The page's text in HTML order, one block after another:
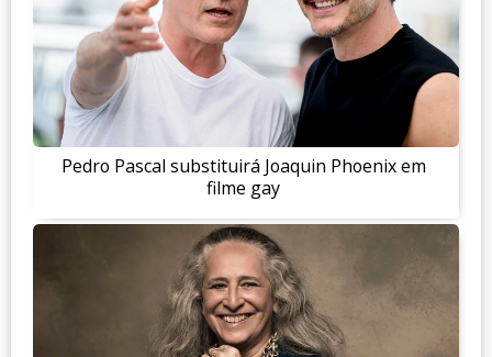
Pedro Pascal substituirá Joaquin Phoenix em
filme gay